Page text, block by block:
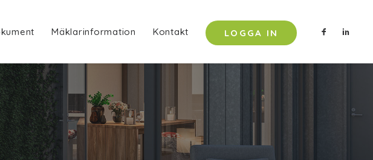
Mäklarinformation Kontakt LOGGA IN